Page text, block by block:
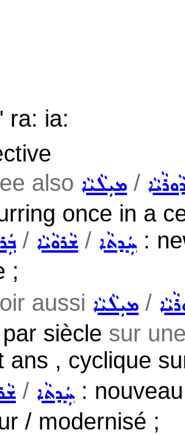
ra: ia:
also ܡܝܼܠܵܝܵܐ /
once in a
/ ܫܵܪܘܵܝܵܐ / ܚܲܕܬܵܐ :
;
aussi ܡܝܼܠܵܝܵܐ /
siècle sur
ans , cyclique
/ ܚܲܕܬܵܐ :
/ modernisé ;